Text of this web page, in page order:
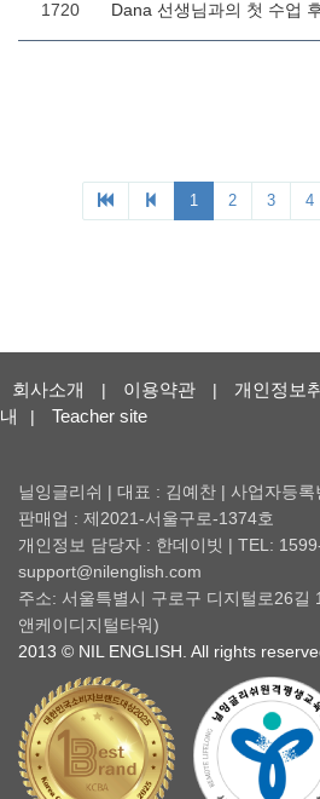
회사소개 | 이용약관 | 개인정보
내
| Teacher site
닐잉글리쉬 | 대표 : 김예찬 | 사업자등
판매업 : 제2021-서울구로-1374호
개인정보 담당자 : 한데이빗 | TEL:
support@nilenglish.com
주소: 서울특별시 구로구 디지털로26길
앤케이디지털타워)
2013 © NIL ENGLISH. All rights